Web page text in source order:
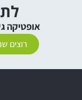
אופטיקה געש
רוצים